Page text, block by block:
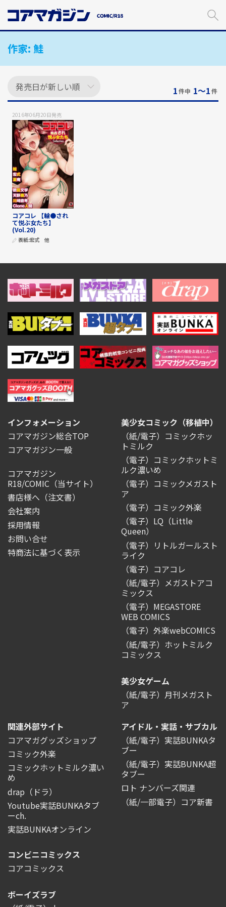
ン
作家: 鮭
1件中 1〜1件
2016年06月20日発売
コアコレ 【輪●され
て悦ぶ女たち】
(Vol.20)
表紙:宏式 他
インフォメーション
コアマガジン総合TOP
コアマガジン一般
コアマガジン
R18/COMIC （当サイト）
書店様へ（注文書）
会社案内
採用情報
お問い合せ
特商法に基づく表示
美少女コミック（移植中）
（紙/電子）コミックホッ
トミルク
（電子）コミックホットミ
ルク濃いめ
（電子）コミックメガスト
ア
（電子）コミック外楽
（電子）LQ（Little
Queen）
（電子）リトルガールスト
ライク
（電子）コアコレ
（紙/電子）メガストアコ
ミックス
（電子）MEGASTORE
WEB COMICS
（電子）外楽webCOMICS
（紙/電子）ホットミルク
コミックス
美少女ゲーム
（紙/電子）月刊メガスト
ア
関連外部サイト
コアマガグッズショップ
コミック外楽
コミックホットミルク濃い
め
drap（ドラ）
Youtube実話BUNKAタブ
ーch.
実話BUNKAオンライン
アイドル・実話・サブカル
（紙/電子）実話BUNKAタ
ブー
（紙/電子）実話BUNKA超
タブー
ロト ナンバーズ関連
（紙/一部電子）コア新書
コンビニコミックス
コアコミックス
ボーイズラブ